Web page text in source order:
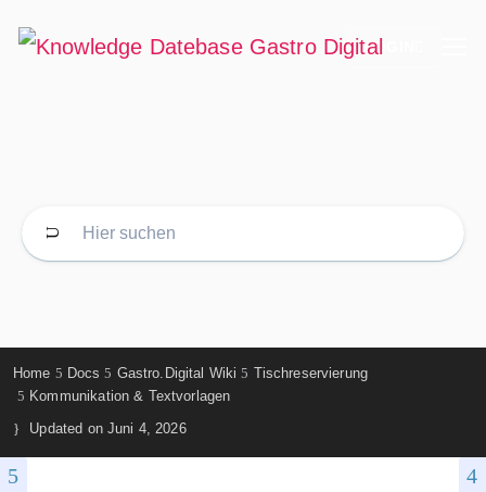
LOGIN
Home Docs Gastro.Digital Wiki
Tischreservierung
Kommunikation & Textvorlagen
Updated on Juni 4, 2026